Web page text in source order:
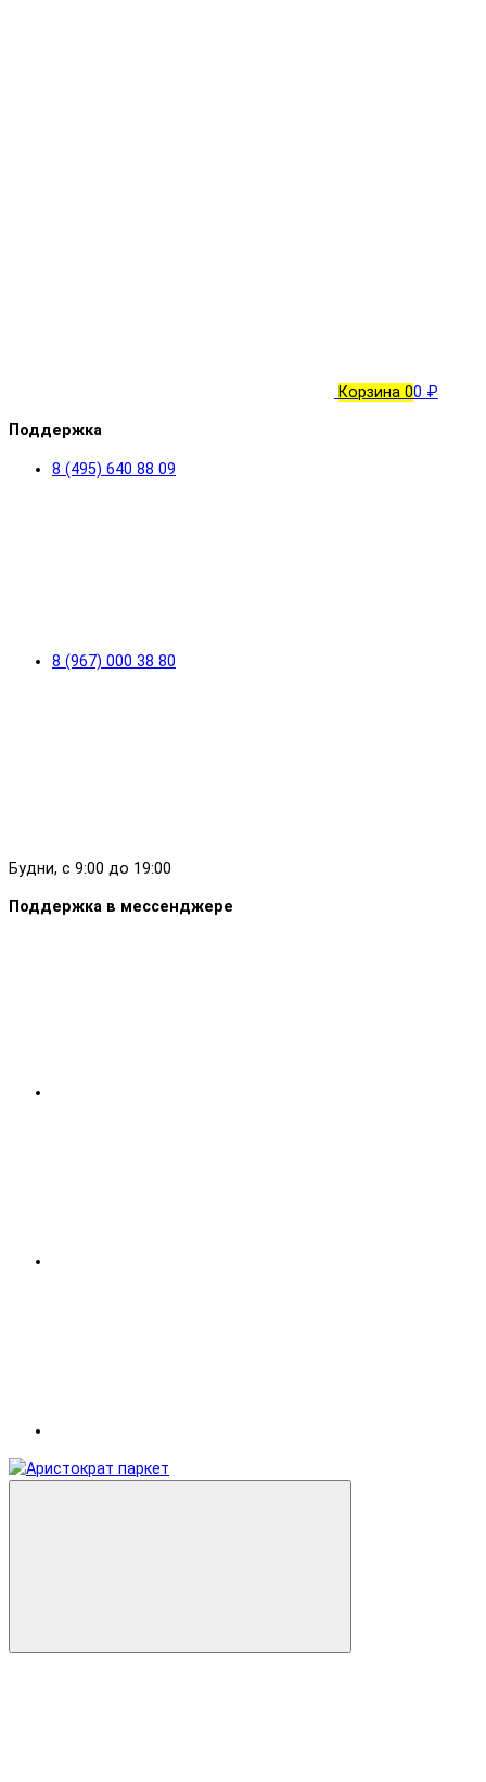
Корзина 00 ₽
Поддержка
8 (495) 640 88 09
8 (967) 000 38 80
Будни, с 9:00 до 19:00
Поддержка в мессенджере